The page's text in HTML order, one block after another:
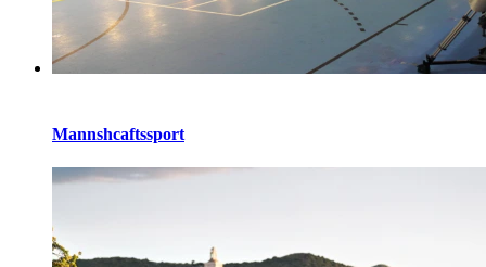
Mannshcaftssport